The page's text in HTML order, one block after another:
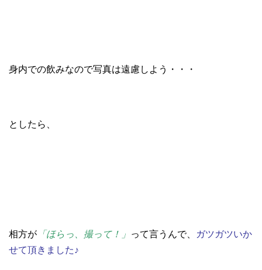
身内での飲みなので写真は遠慮しよう・・・
としたら、
相方が 「ほらっ、撮って！」 って言うんで、
ガツガツいか
せて頂きました♪